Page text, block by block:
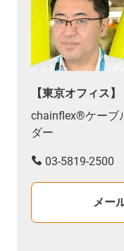
【東京オフィス
chainflex®ケーブ
ダー
03-5819-2500
メー